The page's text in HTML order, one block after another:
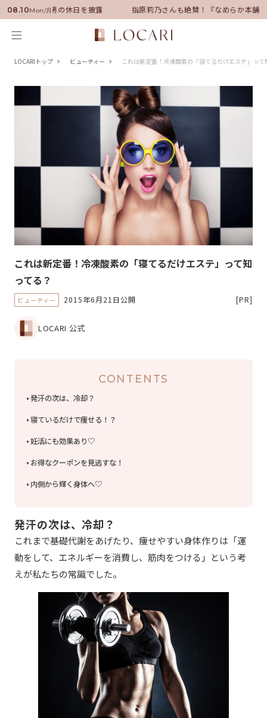
08.10Mon/月
任！いい男の休日を披露 指原莉乃さんも絶賛！『なめらか本舗』
LOCARIトップ ビューティー これは新定番！冷凍酸素の「寝てるだけエステ」って
これは新定番！冷凍酸素の「寝てるだけエステ」って知
ってる？
ビューティー 2015年6月21日公開 [PR]
LOCARI 公式
CONTENTS
発汗の次は、冷却？
寝ているだけで痩せる！？
妊活にも効果あり♡
お得なクーポンを見逃すな！
内側から輝く身体へ♡
発汗の次は、冷却？
これまで基礎代謝をあげたり、痩せやすい身体作りは「運
動をして、エネルギーを消費し、筋肉をつける」という考
えが私たちの常識でした。